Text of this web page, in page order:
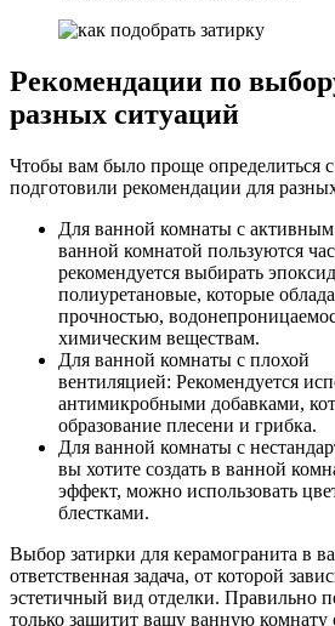
Рекомендации по
разных ситуаций
Чтобы вам было проще определиться
подготовили рекомендации для
Для ванной комнаты с
ванной комнатой пользуются
рекомендуется выбирать
полиуретановые, которые
прочностью,
химическим веществам.
Для ванной комнаты с плохой
вентиляцией: Рекомендуется
антимикробными добавками,
образование плесени и грибка.
Для ванной комнаты с
вы хотите создать в ванной
эффект, можно использовать
блестками.
Выбор затирки для керамогранита в
ответственная задача, от которой
эстетичный вид отделки. Правильно
только защитит вашу ванную комнату